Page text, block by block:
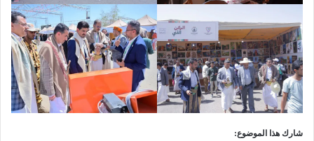
شارك هذا الموضوع: